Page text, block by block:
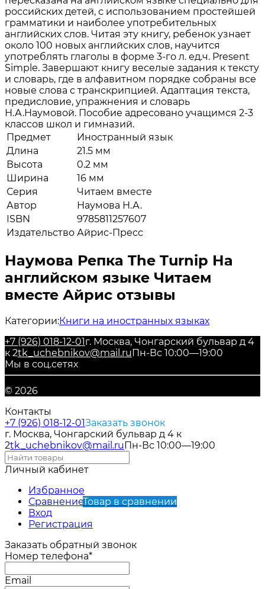
российских детей, с использованием простейшей
грамматики и наиболее употребительных
английских слов. Читая эту книгу, ребенок узнает
около 100 новых английских слов, научится
употреблять глаголы в форме 3-го л. ед.ч. Present
Simple. Завершают книгу веселые задания к тексту
и словарь, где в алфавитном порядке собраны все
новые слова с транскрипцией. Адаптация текста,
предисловие, упражнения и словарь
Н.А.Наумовой. Пособие адресовано учащимся 2-3
классов школ и гимназий.
Предмет
Иностранный язык
Длина
21.5 мм
Высота
0.2 мм
Ширина
16 мм
Серия
Читаем вместе
Автор
Наумова Н.А.
ISBN
9785811257607
Издательство Айрис-Пресс
Наумова Репка The Turnip На
английском языке Читаем
вместе Айрис отзывы
Категории:Книги на иностранных языках
+7 (926) 018-12-01г. Москва, Чонгарский бульвар д 4
к 2tk_uchebnikov@mail.ruПн-Вс 10:00—19:00
Мы в соц.сетях
© 2026
Контакты
+7 (926) 018-12-01Заказать звонок
г. Москва, Чонгарский бульвар д 4 к
2tk_uchebnikov@mail.ruПн-Вс 10:00—19:00
Личный кабинет
Избранное
СравнениеТовар в сравнении
Вход
Регистрация
Заказать обратный звонок
Номер телефона*
Email